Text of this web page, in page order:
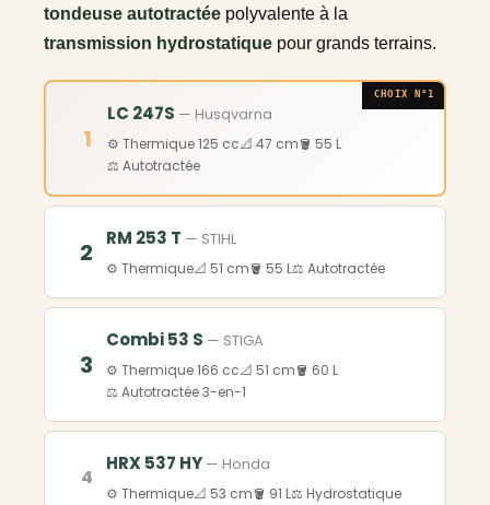
tondeuse autotractée polyvalente à la
transmission hydrostatique pour grands terrains.
CHOIX N°1
1
LC 247S — Husqvarna
⚙️ Thermique 125 cc📐 47 cm🪣 55 L
⚖️ Autotractée
2 RM 253 T — STIHL
⚙️ Thermique📐 51 cm🪣 55 L⚖️ Autotractée
3
Combi 53 S — STIGA
⚙️ Thermique 166 cc📐 51 cm🪣 60 L
⚖️ Autotractée 3-en-1
4
HRX 537 HY — Honda
⚙️ Thermique📐 53 cm🪣 91 L⚖️ Hydrostatique